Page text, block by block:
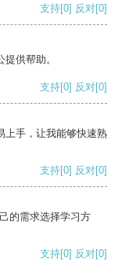
支持[0] 反对[0]
供帮助。
支持[0] 反对[0]
上手，让我能够快速熟
支持[0] 反对[0]
的需求选择学习方
支持[0] 反对[0]